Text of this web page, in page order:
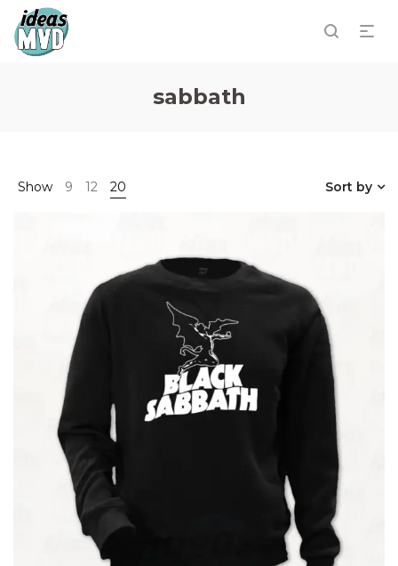
sabbath
Show 9 12 20 Sort by